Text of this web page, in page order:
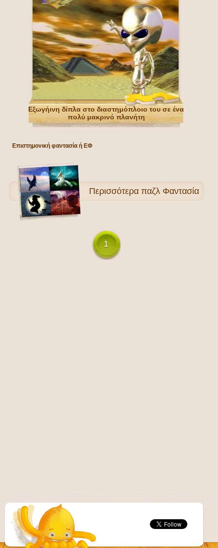
Εξωγήινη δίπλα στο διαστημόπλοιο του σε ένα
πολύ μακρινό πλανήτη
Επιστημονική φαντασία ή ΕΦ
Περισσότερα παζλ Φαντασία
1